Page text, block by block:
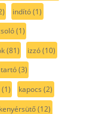
indító(1)
(1)
(81) izzó(10)
(3)
(1) kapocs (2)
kenyérsütő(12)